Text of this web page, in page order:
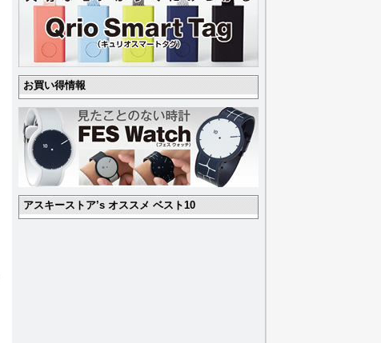
お買い得情報
アスキーストア’s オススメ ベスト10